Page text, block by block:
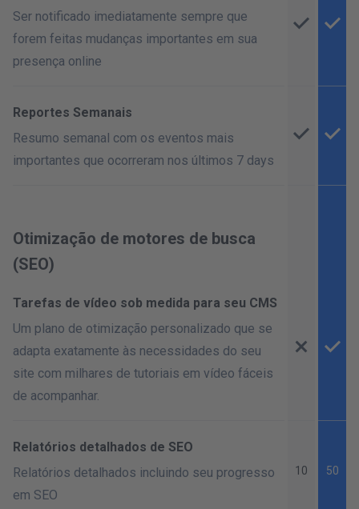
Ser notificado imediatamente sempre que
forem feitas mudanças importantes em sua
presença online
Reportes Semanais
Resumo semanal com os eventos mais
importantes que ocorreram nos últimos 7 days
Otimização de motores de busca
(SEO)
Tarefas de vídeo sob medida para seu CMS
Um plano de otimização personalizado que se
adapta exatamente às necessidades do seu
site com milhares de tutoriais em vídeo fáceis
de acompanhar.
Relatórios detalhados de SEO
Relatórios detalhados incluindo seu progresso
em SEO
10 50